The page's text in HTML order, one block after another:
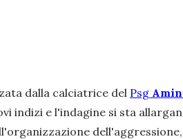
dalla calciatrice del Psg
indizi e l'indagine si sta